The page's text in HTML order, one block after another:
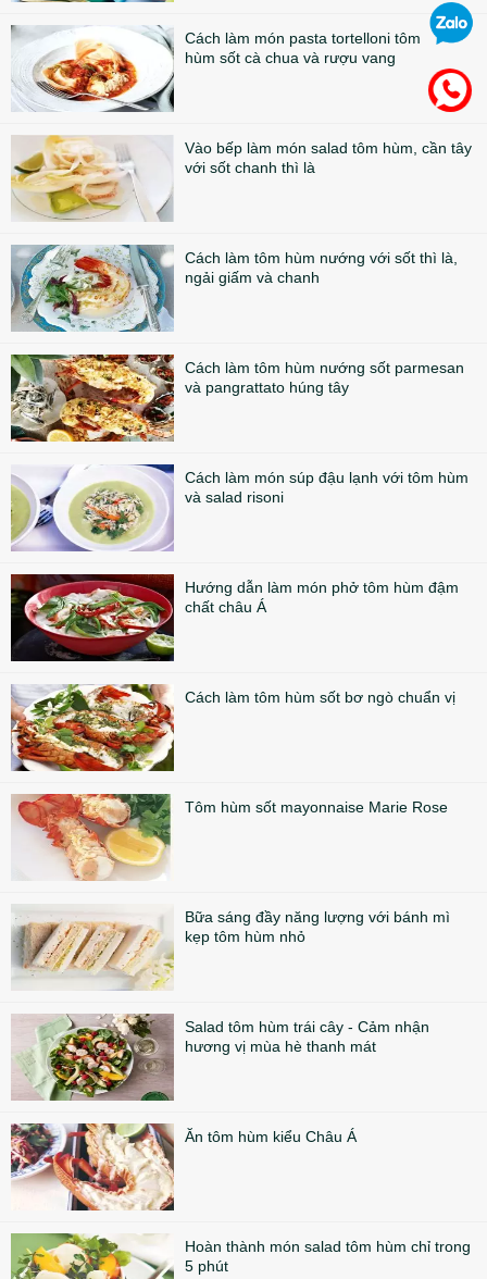
Cách làm món pasta tortelloni tôm
hùm sốt cà chua và rượu vang
Vào bếp làm món salad tôm hùm, cần tây
với sốt chanh thì là
Cách làm tôm hùm nướng với sốt thì là,
ngải giấm và chanh
Cách làm tôm hùm nướng sốt parmesan
và pangrattato húng tây
Cách làm món súp đậu lạnh với tôm hùm
và salad risoni
Hướng dẫn làm món phở tôm hùm đậm
chất châu Á
Cách làm tôm hùm sốt bơ ngò chuẩn vị
Tôm hùm sốt mayonnaise Marie Rose
Bữa sáng đầy năng lượng với bánh mì
kẹp tôm hùm nhỏ
Salad tôm hùm trái cây - Cảm nhận
hương vị mùa hè thanh mát
Ăn tôm hùm kiểu Châu Á
Hoàn thành món salad tôm hùm chỉ trong
5 phút